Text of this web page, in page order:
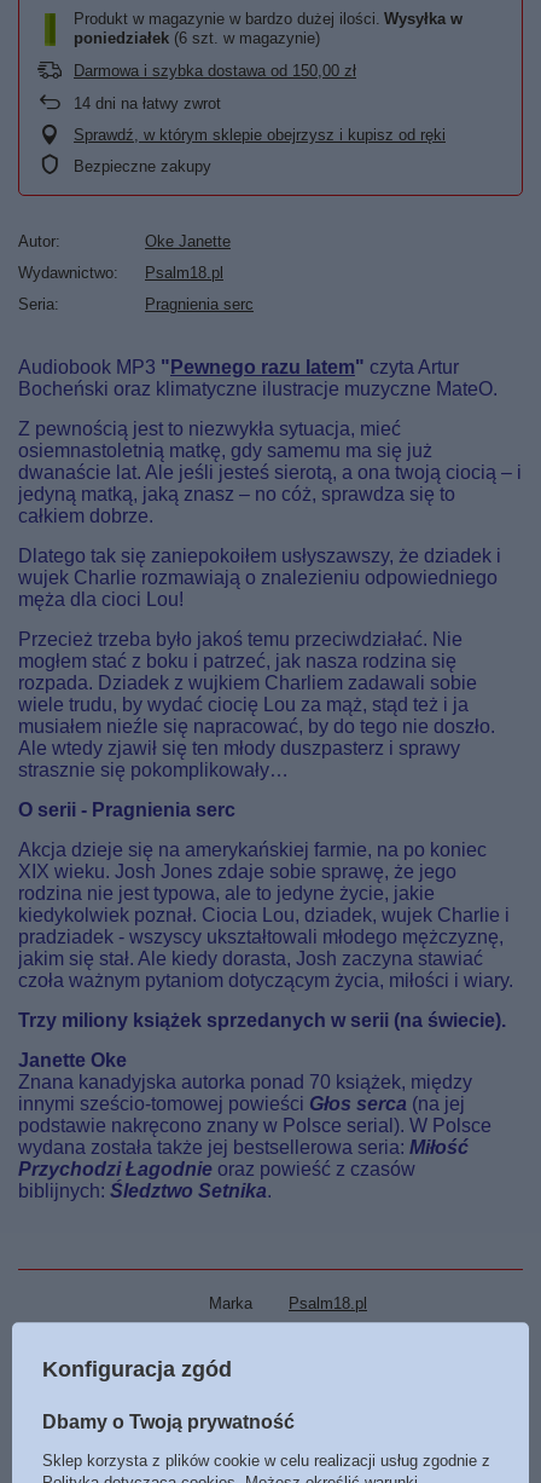
Produkt w magazynie w bardzo dużej ilości Wysyłka w
poniedziałek (6 szt. w magazynie)
Darmowa i szybka dostawa od 150,00 zł
14 dni na łatwy zwrot
Sprawdź, w którym sklepie obejrzysz i kupisz od ręki
Bezpieczne zakupy
Autor
Oke Janette
Wydawnictwo
Psalm18.pl
Seria
Pragnienia serc
Audiobook MP3 " Pewnego razu latem" czyta Artur
Bocheński oraz klimatyczne ilustracje muzyczne MateO.
Z pewnością jest to niezwykła sytuacja, mieć
osiemnastoletnią matkę, gdy samemu ma się już
dwanaście lat. Ale jeśli jesteś sierotą, a ona twoją ciocią – i
jedyną matką, jaką znasz – no cóż, sprawdza się to
całkiem dobrze.
Dlatego tak się zaniepokoiłem usłyszawszy, że dziadek i
wujek Charlie rozmawiają o znalezieniu odpowiedniego
męża dla cioci Lou!
Przecież trzeba było jakoś temu przeciwdziałać. Nie
mogłem stać z boku i patrzeć, jak nasza rodzina się
rozpada. Dziadek z wujkiem Charliem zadawali sobie
wiele trudu, by wydać ciocię Lou za mąż, stąd też i ja
musiałem nieźle się napracować, by do tego nie doszło.
Ale wtedy zjawił się ten młody duszpasterz i sprawy
strasznie się pokomplikowały…
O serii - Pragnienia serc
Akcja dzieje się na amerykańskiej farmie, na po koniec
XIX wieku. Josh Jones zdaje sobie sprawę, że jego
rodzina nie jest typowa, ale to jedyne życie, jakie
kiedykolwiek poznał. Ciocia Lou, dziadek, wujek Charlie i
pradziadek - wszyscy ukształtowali młodego mężczyznę,
jakim się stał. Ale kiedy dorasta, Josh zaczyna stawiać
czoła ważnym pytaniom dotyczącym życia, miłości i wiary.
Trzy miliony książek sprzedanych w serii (na świecie).
Janette Oke
Znana kanadyjska autorka ponad 70 książek, między
innymi sześcio-tomowej powieści Głos serca (na jej
podstawie nakręcono znany w Polsce serial). W Polsce
wydana została także jej bestsellerowa seria: Miłość
Przychodzi Łagodnie oraz powieść z czasów
biblijnych: Śledztwo Setnika.
Marka Psalm18.pl
produkt na terenie UE
Czyta
Język polski
Konfiguracja zgód
Dbamy o Twoją prywatność
Sklep korzysta z plików cookie w celu realizacji usług zgodnie z